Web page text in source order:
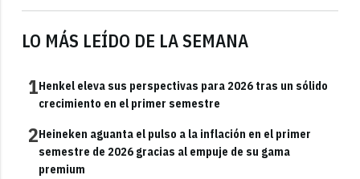
LO MÁS LEÍDO DE LA SEMANA
1Henkel eleva sus perspectivas para 2026 tras un sólido
crecimiento en el primer semestre
2Heineken aguanta el pulso a la inflación en el primer
semestre de 2026 gracias al empuje de su gama
premium